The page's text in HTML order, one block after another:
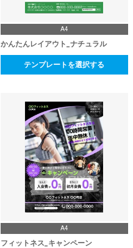
A4
かんたんレイアウト_ナチュラル
テンプレートを選択する
A4
フィットネス_キャンペーン